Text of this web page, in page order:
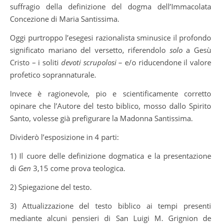
suffragio della definizione del dogma dell’Immacolata
Concezione di Maria Santissima.
Oggi purtroppo l’esegesi razionalista sminusice il profondo
significato mariano del versetto, riferendolo soloa Gesù
Cristo – i soliti devoti scrupolosi– e/o riducendone il valore
profetico soprannaturale.
Invece è ragionevole, pio e scientificamente corretto
opinare che l’Autore del testo biblico, mosso dallo Spirito
Santo, volesse già prefigurare la Madonna Santissima.
Dividerò l’esposizione in 4 parti:
1) Il cuore delle definizione dogmatica e la presentazione
di Gen 3,15 come prova teologica.
2) Spiegazione del testo.
3) Attualizzazione del testo biblico ai tempi presenti
mediante alcuni pensieri di San Luigi M. Grignion de